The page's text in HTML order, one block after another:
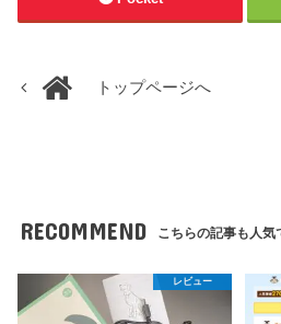
トップページへ
RECOMMEND こちらの記事も人気
レビュー